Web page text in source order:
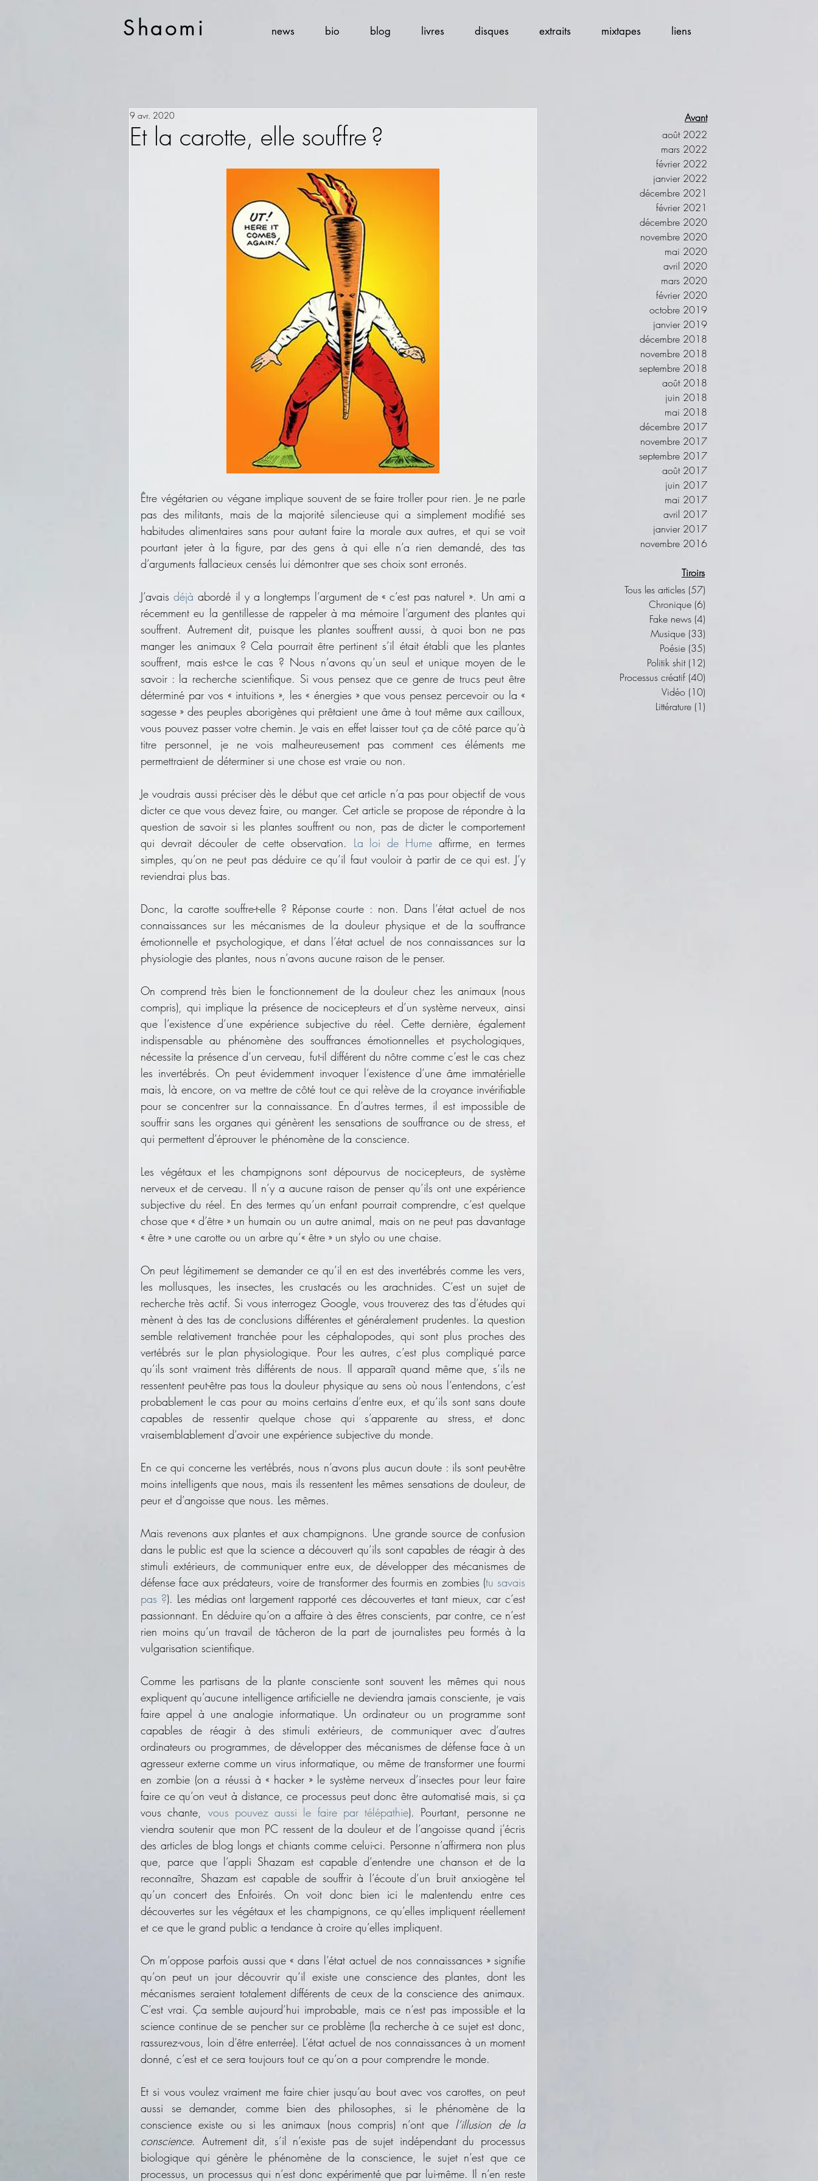
Shaomi news bio blog livres disques extraits mixtapes liens
Et la carotte, elle souffre ?
9 avr. 2020
Être végétarien ou végane implique souvent de se faire troller pour rien. Je ne parle
pas des militants, mais de la majorité silencieuse qui a simplement modifié ses
habitudes alimentaires sans pour autant faire la morale aux autres, et qui se voit
pourtant jeter à la figure, par des gens à qui elle n’a rien demandé, des tas
d’arguments fallacieux censés lui démontrer que ses choix sont erronés.
J’avais déjà abordé il y a longtemps l’argument de « c’est pas naturel ». Un ami a
récemment eu la gentillesse de rappeler à ma mémoire l’argument des plantes qui
souffrent. Autrement dit, puisque les plantes souffrent aussi, à quoi bon ne pas
manger les animaux ? Cela pourrait être pertinent s’il était établi que les plantes
souffrent, mais est-ce le cas ? Nous n’avons qu’un seul et unique moyen de le
savoir : la recherche scientifique. Si vous pensez que ce genre de trucs peut être
déterminé par vos « intuitions », les « énergies » que vous pensez percevoir ou la «
sagesse » des peuples aborigènes qui prêtaient une âme à tout même aux cailloux,
vous pouvez passer votre chemin. Je vais en effet laisser tout ça de côté parce qu’à
titre personnel, je ne vois malheureusement pas comment ces éléments me
permettraient de déterminer si une chose est vraie ou non.
Je voudrais aussi préciser dès le début que cet article n’a pas pour objectif de vous
dicter ce que vous devez faire, ou manger. Cet article se propose de répondre à la
question de savoir si les plantes souffrent ou non, pas de dicter le comportement
qui devrait découler de cette observation. La loi de Hume affirme, en termes
simples, qu’on ne peut pas déduire ce qu’il faut vouloir à partir de ce qui est. J’y
reviendrai plus bas.
Donc, la carotte souffre-t-elle ? Réponse courte : non. Dans l’état actuel de nos
connaissances sur les mécanismes de la douleur physique et de la souffrance
émotionnelle et psychologique, et dans l’état actuel de nos connaissances sur la
physiologie des plantes, nous n’avons aucune raison de le penser.
On comprend très bien le fonctionnement de la douleur chez les animaux (nous
compris), qui implique la présence de nocicepteurs et d’un système nerveux, ainsi
que l’existence d’une expérience subjective du réel. Cette dernière, également
indispensable au phénomène des souffrances émotionnelles et psychologiques,
nécessite la présence d’un cerveau, fut-il différent du nôtre comme c’est le cas chez
les invertébrés. On peut évidemment invoquer l’existence d’une âme immatérielle
mais, là encore, on va mettre de côté tout ce qui relève de la croyance invérifiable
pour se concentrer sur la connaissance. En d’autres termes, il est impossible de
souffrir sans les organes qui génèrent les sensations de souffrance ou de stress, et
qui permettent d’éprouver le phénomène de la conscience.
Les végétaux et les champignons sont dépourvus de nocicepteurs, de système
nerveux et de cerveau. Il n’y a aucune raison de penser qu’ils ont une expérience
subjective du réel. En des termes qu’un enfant pourrait comprendre, c’est quelque
chose que « d’être » un humain ou un autre animal, mais on ne peut pas davantage
« être » une carotte ou un arbre qu’« être » un stylo ou une chaise.
On peut légitimement se demander ce qu’il en est des invertébrés comme les vers,
les mollusques, les insectes, les crustacés ou les arachnides. C’est un sujet de
recherche très actif. Si vous interrogez Google, vous trouverez des tas d’études qui
mènent à des tas de conclusions différentes et généralement prudentes. La question
semble relativement tranchée pour les céphalopodes, qui sont plus proches des
vertébrés sur le plan physiologique. Pour les autres, c’est plus compliqué parce
qu’ils sont vraiment très différents de nous. Il apparaît quand même que, s’ils ne
ressentent peut-être pas tous la douleur physique au sens où nous l’entendons, c’est
probablement le cas pour au moins certains d’entre eux, et qu’ils sont sans doute
capables de ressentir quelque chose qui s’apparente au stress, et donc
vraisemblablement d’avoir une expérience subjective du monde.
En ce qui concerne les vertébrés, nous n’avons plus aucun doute : ils sont peut-être
moins intelligents que nous, mais ils ressentent les mêmes sensations de douleur, de
peur et d’angoisse que nous. Les mêmes.
Mais revenons aux plantes et aux champignons. Une grande source de confusion
dans le public est que la science a découvert qu’ils sont capables de réagir à des
stimuli extérieurs, de communiquer entre eux, de développer des mécanismes de
défense face aux prédateurs, voire de transformer des fourmis en zombies (tu savais
pas ?). Les médias ont largement rapporté ces découvertes et tant mieux, car c’est
passionnant. En déduire qu’on a affaire à des êtres conscients, par contre, ce n’est
rien moins qu’un travail de tâcheron de la part de journalistes peu formés à la
vulgarisation scientifique.
Comme les partisans de la plante consciente sont souvent les mêmes qui nous
expliquent qu’aucune intelligence artificielle ne deviendra jamais consciente, je vais
faire appel à une analogie informatique. Un ordinateur ou un programme sont
capables de réagir à des stimuli extérieurs, de communiquer avec d’autres
ordinateurs ou programmes, de développer des mécanismes de défense face à un
agresseur externe comme un virus informatique, ou même de transformer une fourmi
en zombie (on a réussi à « hacker » le système nerveux d’insectes pour leur faire
faire ce qu’on veut à distance, ce processus peut donc être automatisé mais, si ça
vous chante, vous pouvez aussi le faire par télépathie). Pourtant, personne ne
viendra soutenir que mon PC ressent de la douleur et de l’angoisse quand j’écris
des articles de blog longs et chiants comme celui-ci. Personne n’affirmera non plus
que, parce que l’appli Shazam est capable d’entendre une chanson et de la
reconnaître, Shazam est capable de souffrir à l’écoute d’un bruit anxiogène tel
qu’un concert des Enfoirés. On voit donc bien ici le malentendu entre ces
découvertes sur les végétaux et les champignons, ce qu’elles impliquent réellement
et ce que le grand public a tendance à croire qu’elles impliquent.
On m’oppose parfois aussi que « dans l’état actuel de nos connaissances » signifie
qu’on peut un jour découvrir qu’il existe une conscience des plantes, dont les
mécanismes seraient totalement différents de ceux de la conscience des animaux.
C’est vrai. Ça semble aujourd’hui improbable, mais ce n’est pas impossible et la
science continue de se pencher sur ce problème (la recherche à ce sujet est donc,
rassurez-vous, loin d’être enterrée). L’état actuel de nos connaissances à un moment
donné, c’est et ce sera toujours tout ce qu’on a pour comprendre le monde.
Et si vous voulez vraiment me faire chier jusqu’au bout avec vos carottes, on peut
aussi se demander, comme bien des philosophes, si le phénomène de la
conscience existe ou si les animaux (nous compris) n’ont que l’illusion de la
conscience. Autrement dit, s’il n’existe pas de sujet indépendant du processus
biologique qui génère le phénomène de la conscience, le sujet n’est que ce
processus, un processus qui n’est donc expérimenté que par lui-même. Il n’en reste
Avant
août 2022
mars 2022
février 2022
janvier 2022
décembre 2021
février 2021
décembre 2020
novembre 2020
mai 2020
avril 2020
mars 2020
février 2020
octobre 2019
janvier 2019
décembre 2018
novembre 2018
septembre 2018
août 2018
juin 2018
mai 2018
décembre 2017
novembre 2017
septembre 2017
août 2017
juin 2017
mai 2017
avril 2017
janvier 2017
novembre 2016
Tiroirs
Tous les articles (57)
Chronique (6)
Fake news (4)
Musique (33)
Poésie (35)
Politik shit (12)
Processus créatif (40)
Vidéo (10)
Littérature (1)